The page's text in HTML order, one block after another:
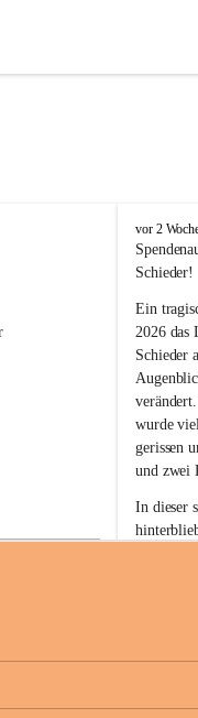
B
u
c
-
S
t
.
M
a
g
d
a
e
n
a
vor 2
Schieder!
Ein
2026 das
Schieder
wurde
gerissen
und zwei
In dieser